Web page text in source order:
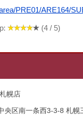
PRE01/ARE164/
(4 / 5)
幌店
央区南一条西3-3-8 札幌